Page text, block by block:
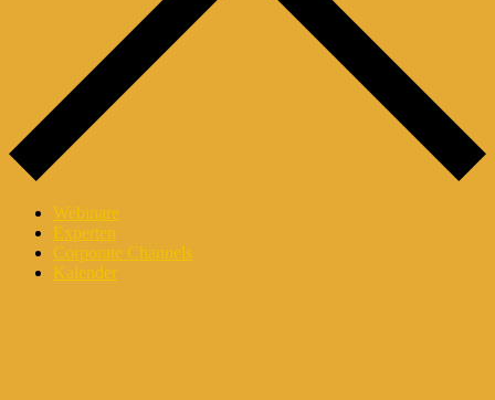
Webinare
Experten
Corporate Channels
Kalender